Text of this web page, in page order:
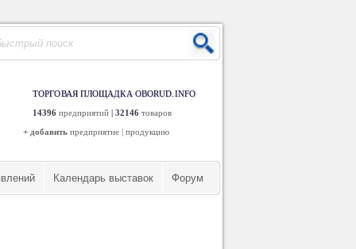
ТОРГОВАЯ ПЛОЩАДКА OBORUD.INFO
14396 предприятий | 32146 товаров
+ добавить предприятие | продукцию
Календарь выставок Форум